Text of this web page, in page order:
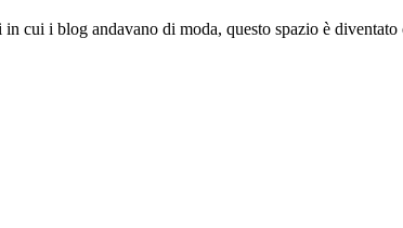
cui i blog andavano di moda, questo spazio è